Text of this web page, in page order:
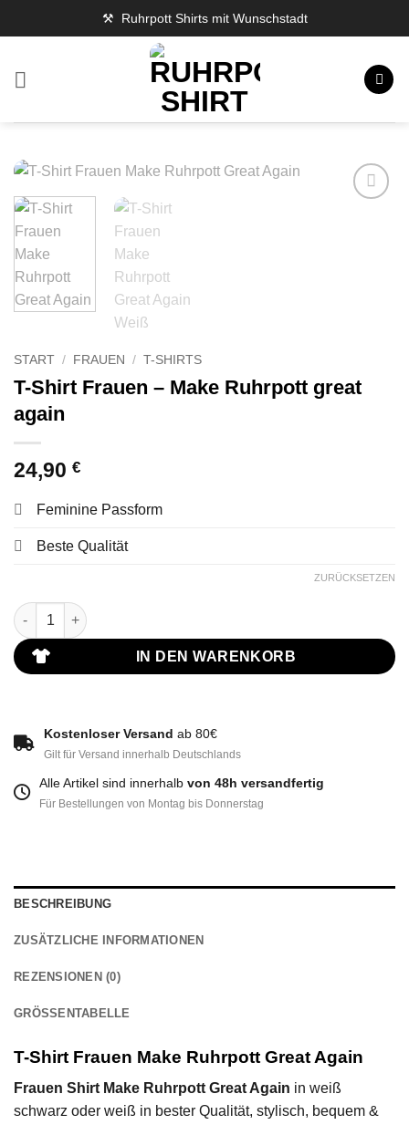
Inhalt
⚒️ Ruhrpott Shirts mit Wunschstadt
START / FRAUEN / T-SHIRTS
T-Shirt Frauen – Make Ruhrpott great
again
24,90 €
Feminine Passform
Beste Qualität
ZURÜCKSETZEN
T-Shirt Frauen - Make Ruhrpott great again Menge
IN DEN WARENKORB
Kostenloser Versand ab 80€
Gilt für Versand innerhalb Deutschlands
Alle Artikel sind innerhalb von 48h versandfertig
Für Bestellungen von Montag bis Donnerstag
BESCHREIBUNG
ZUSÄTZLICHE INFORMATIONEN
REZENSIONEN (0)
GRÖSSENTABELLE
T-Shirt Frauen Make Ruhrpott Great Again
Frauen Shirt Make Ruhrpott Great Again in weiß
schwarz oder weiß in bester Qualität, stylisch, bequem &